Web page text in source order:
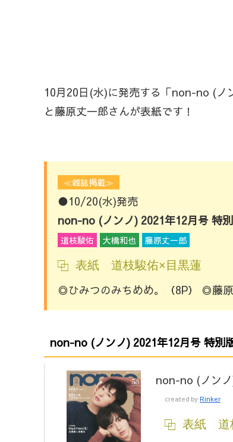
10月20日(水)に発売する「non-no (ノ
と藤原丈一郎さんが表紙です！
≪雑誌掲載≫
●10/20(水)発売
non-no (ノンノ) 2021年12月号 特
道枝駿佑 大橋和也 藤原丈一郎
表紙 道枝駿佑×目黒蓮
◎ひみつのみちめめ。（8P） ◎藤原
non-no (ノンノ) 2021年12月号 特別
non-no (ノン
created by Rinker
表紙 道